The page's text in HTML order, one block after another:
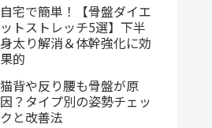
自宅で簡単！【骨盤ダイエ
ットストレッチ5選】下半
身太り解消＆体幹強化に効
果的
猫背や反り腰も骨盤が原
因？タイプ別の姿勢チェッ
クと改善法